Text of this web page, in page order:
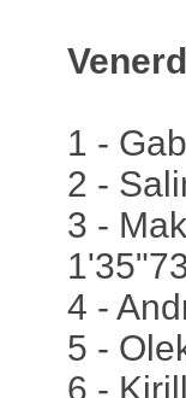
1 -
2 -
3 -
4 -
5 -
6 -